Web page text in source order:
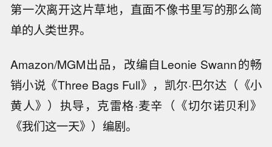
第一次离开这片草地，直面不像书里写的那么简
单的人类世界。
Amazon/MGM出品，改编自Leonie Swann的畅
销小说《Three Bags Full》，凯尔·巴尔达（《小
黄人》）执导，克雷格·麦辛（《切尔诺贝利》
《我们这一天》）编剧。